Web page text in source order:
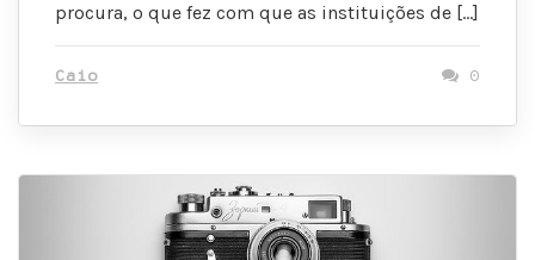
procura, o que fez com que as instituições de […]
Caio 0